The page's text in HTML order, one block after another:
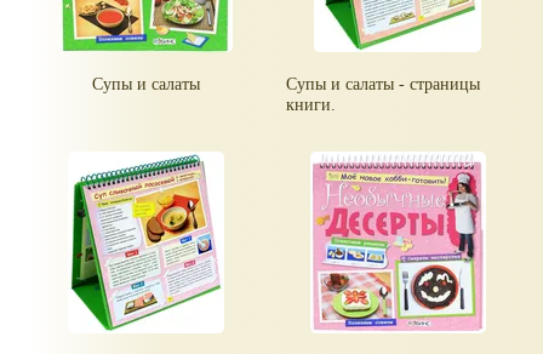
Супы и салаты
Супы и салаты - страницы
книги.